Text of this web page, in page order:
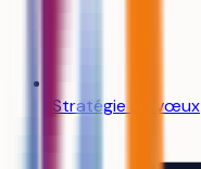
Stratégie de vœux